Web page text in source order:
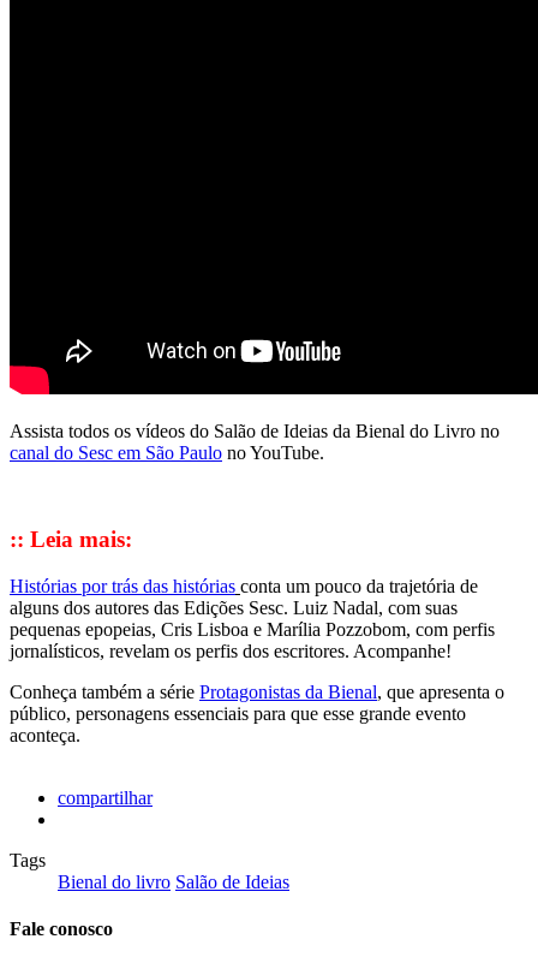
Assista todos os vídeos do Salão de Ideias da Bienal do Livro no
canal do Sesc em São Paulo no YouTube.
:: Leia mais:
Histórias por trás das histórias conta um pouco da trajetória de
alguns dos autores das Edições Sesc. Luiz Nadal, com suas
pequenas epopeias, Cris Lisboa e Marília Pozzobom, com perfis
jornalísticos, revelam os perfis dos escritores. Acompanhe!
Conheça também a série Protagonistas da Bienal, que apresenta o
público, personagens essenciais para que esse grande evento
aconteça.
compartilhar
Tags
Bienal do livro Salão de Ideias
Fale conosco